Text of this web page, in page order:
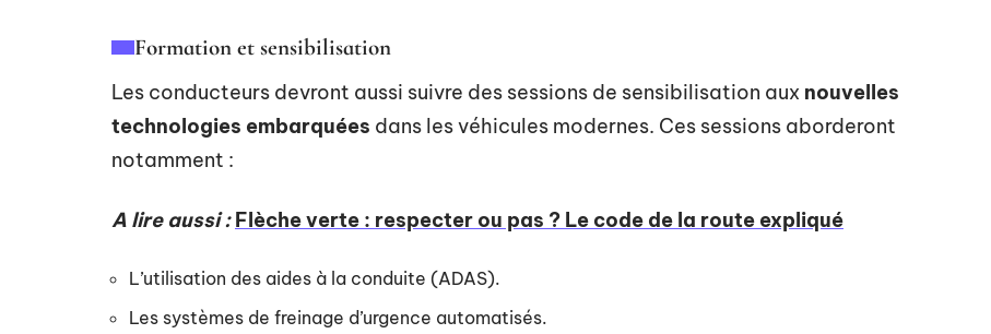
Formation et sensibilisation
Les conducteurs devront aussi suivre des sessions de sensibilisation aux nouvelles
technologies embarquées dans les véhicules modernes. Ces sessions aborderont
notamment :
A lire aussi : Flèche verte : respecter ou pas ? Le code de la route expliqué
L’utilisation des aides à la conduite (ADAS).
Les systèmes de freinage d’urgence automatisés.